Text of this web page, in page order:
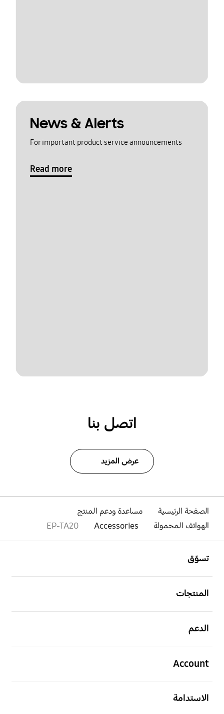
News & Alerts
For important product service announcements
Read more
اتصل بنا
عرض المزيد
الصفحة الرئيسية
مساعدة ودعم المنتج
الهواتف المحمولة
Accessories
EP-TA20
تسوّق
المنتجات
الدعم
Account
الاستدامة